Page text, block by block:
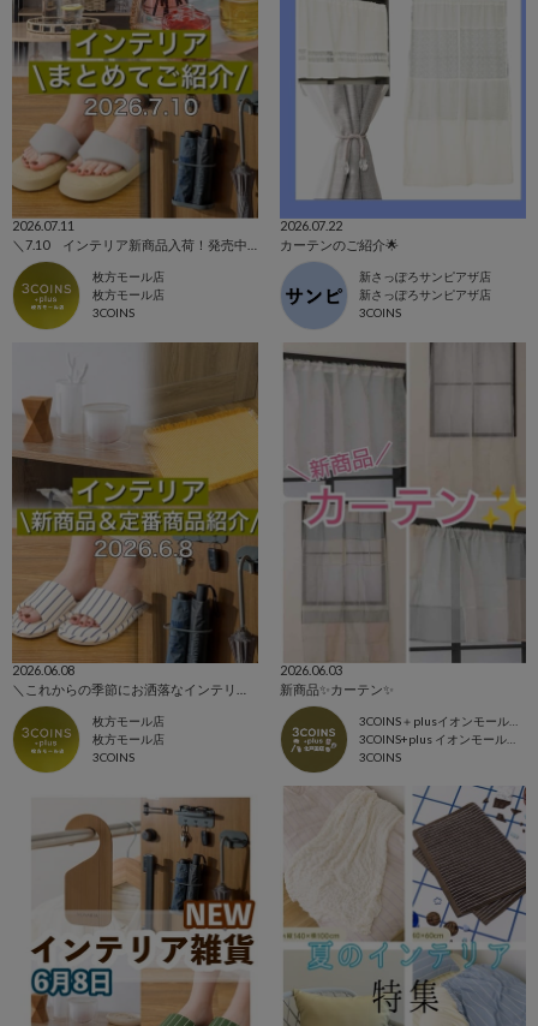
2026.07.11
枚方モール店
枚方モール店
3COINS
2026.07.22
カーテンのご紹介🌟
新さっぽろサンピアザ店
新さっぽろサンピアザ店
3COINS
2026.06.08
枚方モール店
枚方モール店
3COINS
2026.06.03
新商品✨カーテン✨
3COINS